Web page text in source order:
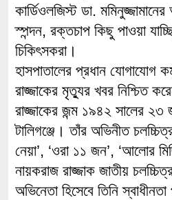
কার্ডিওলজিস্ট ডা.
স্পন্দন, রক্তচাপ কিছু পাওয়া
চিকিৎসকরা।
হাসপাতালের প্রধান যোগাযোগ
রাজ্জাকের মৃত্যুর খবর নিশ্চিত
রাজ্জাকের জন্ম ১৯৪২ সালের ২৩
টালিগঞ্জে। তাঁর অভিনীত
নেয়া’, ‘ওরা ১১ জন’, ‘আলোর
নায়করাজ রাজ্জাক জাতীয়
অভিনেতা হিসেবে তিনি